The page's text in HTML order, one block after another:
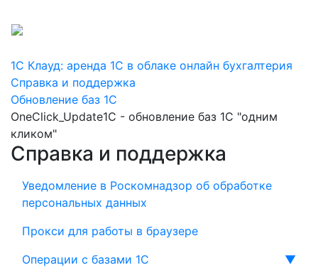
1С Клауд: аренда 1С в облаке онлайн бухгалтерия
Справка и поддержка
Обновление баз 1С
OneClick_Update1C - обновление баз 1С "одним
кликом"
Справка и поддержка
Уведомление в Роскомнадзор об обработке
персональных данных
Прокси для работы в браузере
Операции с базами 1С
▼